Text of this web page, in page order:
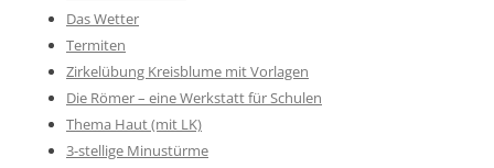
Das Wetter
Termiten
Zirkelübung Kreisblume mit Vorlagen
Die Römer – eine Werkstatt für Schulen
Thema Haut (mit LK)
3-stellige Minustürme